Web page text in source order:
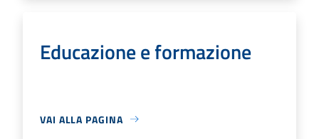
Educazione e formazione
VAI ALLA PAGINA